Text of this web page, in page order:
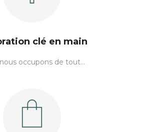
clé en main
occupons de tout…